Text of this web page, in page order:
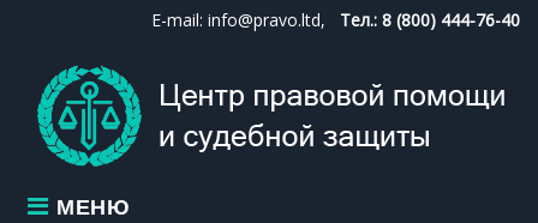
content
E-mail: info@pravo.ltd, Тел.: 8 (800) 444-76-40
МЕНЮ